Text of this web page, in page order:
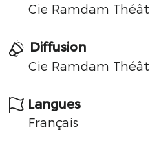
Cie Ramdam
Diffusion
Cie Ramdam
Langues
Français